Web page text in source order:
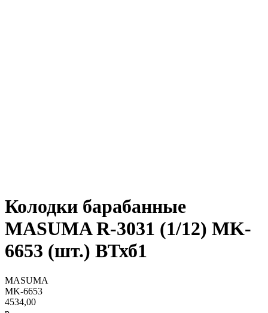
Колодки барабанные
MASUMA R-3031 (1/12) MK-
6653 (шт.) ВТхб1
MASUMA
MK-6653
4534,00